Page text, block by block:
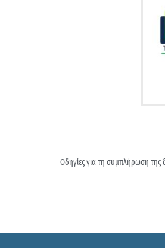
Οδηγίες για τη συμπλήρωση